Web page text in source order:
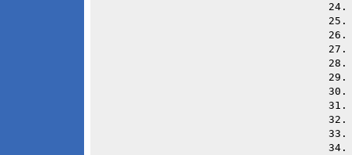
24.
25.
26.
27.
28.
29.
30.
31.
32.
33.
34.